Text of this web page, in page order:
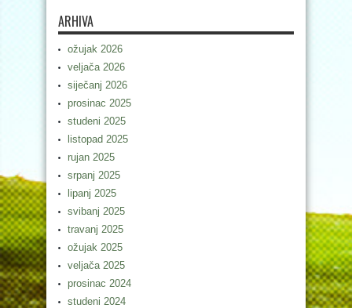
ARHIVA
ožujak 2026
veljača 2026
siječanj 2026
prosinac 2025
studeni 2025
listopad 2025
rujan 2025
srpanj 2025
lipanj 2025
svibanj 2025
travanj 2025
ožujak 2025
veljača 2025
prosinac 2024
studeni 2024